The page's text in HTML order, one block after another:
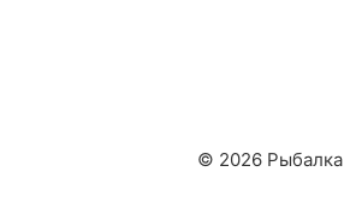
© 2026 Рыбалка